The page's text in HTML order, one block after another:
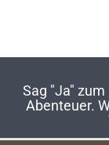
Sag "Ja"
Abenteuer.